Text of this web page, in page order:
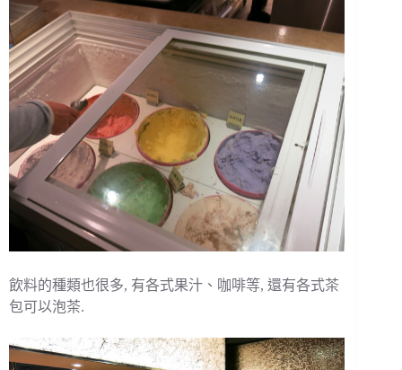
飲料的種類也很多, 有各式果汁、咖啡等, 還有各式茶
包可以泡茶.